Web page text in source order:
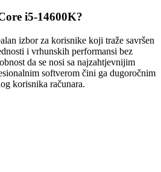
i5-14600K?
izbor za korisnike koji traže savršen
i vrhunskih performansi bez
da se nosi sa najzahtjevnijim
softverom čini ga dugoročnim
korisnika računara.